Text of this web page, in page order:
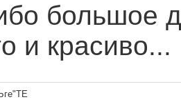
большое
и красиво...